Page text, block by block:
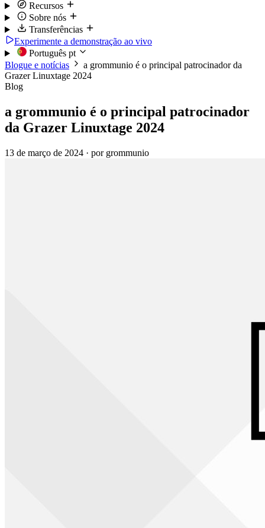
Recursos
Sobre nós
Transferências
Experimente a demonstração ao vivo
Português pt
Blogue e notícias
a grommunio é o principal patrocinador da
Grazer Linuxtage 2024
Blog
a grommunio é o principal patrocinador
da Grazer Linuxtage 2024
13 de março de 2024 · por grommunio